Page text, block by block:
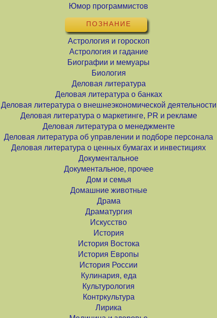
Юмор программистов
ПОЗНАНИЕ
Астрология и гороскоп
Астрология и гадание
Биографии и мемуары
Биология
Деловая литература
Деловая литература о банках
Деловая литература о внешнеэкономической деятельности
Деловая литература о маркетинге, PR и рекламе
Деловая литература о менеджменте
Деловая литература об управлении и подборе персонала
Деловая литература о ценных бумагах и инвестициях
Документальное
Документальное, прочее
Дом и семья
Домашние животные
Драма
Драматургия
Искусство
История
История Востока
История Европы
История России
Кулинария, еда
Культурология
Контркультура
Лирика